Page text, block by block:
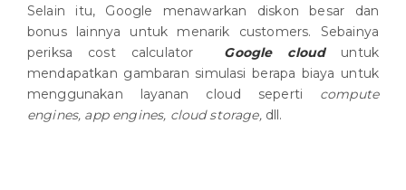
Selain itu, Google menawarkan diskon besar dan
bonus lainnya untuk menarik customers. Sebainya
periksa cost calculator Google clouduntuk
mendapatkan gambaran simulasi berapa biaya untuk
menggunakan layanan cloud seperti compute
engines, app engines, cloud storage, dll.